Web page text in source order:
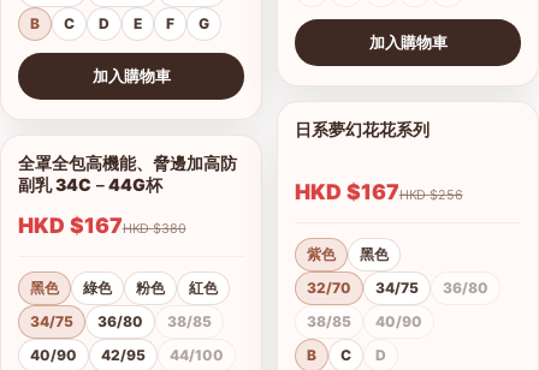
B
C D E F G
加入購物車
1/5
查看圖片
全罩全包高機能、脅邊加高防
副乳 34C－44G杯
HKD $167 HKD $380
黑色 綠色 粉色
紅色
34/75
36/80
38/85
40/90
42/95
44/100
加入購物車
查看圖片
日系夢幻花花系列
HKD $167 HKD $256
紫色
黑色
32/70
34/75
36/80
38/85
40/90
B
C D